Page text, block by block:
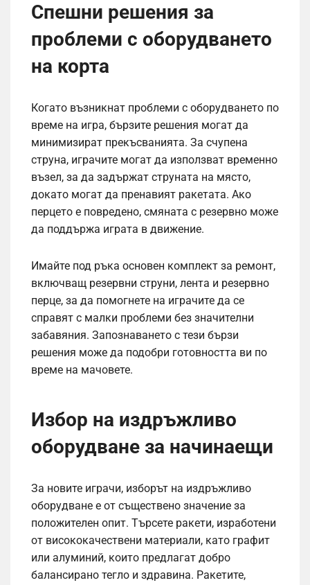
Спешни решения за
проблеми с оборудването
на корта
Когато възникнат проблеми с оборудването по
време на игра, бързите решения могат да
минимизират прекъсванията. За счупена
струна, играчите могат да използват временно
възел, за да задържат струната на място,
докато могат да пренавият ракетата. Ако
перцето е повредено, смяната с резервно може
да поддържа играта в движение.
Имайте под ръка основен комплект за ремонт,
включващ резервни струни, лента и резервно
перце, за да помогнете на играчите да се
справят с малки проблеми без значителни
забавяния. Запознаването с тези бързи
решения може да подобри готовността ви по
време на мачовете.
Избор на издръжливо
оборудване за начинаещи
За новите играчи, изборът на издръжливо
оборудване е от съществено значение за
положителен опит. Търсете ракети, изработени
от висококачествени материали, като графит
или алуминий, които предлагат добро
балансирано тегло и здравина. Ракетите,